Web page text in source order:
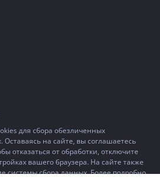
для сбора обезличенных
Оставаясь на сайте, вы соглашаетесь
отказаться от обработки, отключите
вашего браузера. На сайте также
системы сбора данных. Более подробно